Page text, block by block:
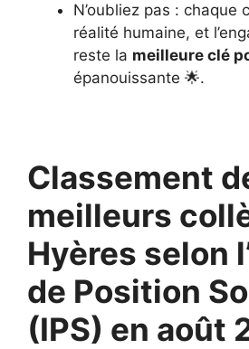
N’oubliez pas : chaque
réalité humaine, et
reste la meilleure clé
épanouissante 🌟.
Classement
meilleurs
Hyères selon
de Position
(IPS) en août